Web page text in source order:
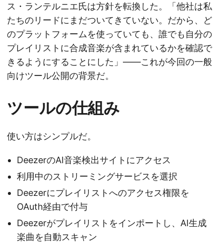
ス・ランテルニエ氏は方針を転換した。「他社は私
たちのリードにまだついてきていない。だから、ど
のプラットフォームを使っていても、誰でも自分の
プレイリストに合成音楽が含まれているかを確認で
きるようにすることにした」——これが今回の一般
向けツール公開の背景だ。
ツールの仕組み
使い方はシンプルだ。
DeezerのAI音楽検出サイトにアクセス
利用中のストリーミングサービスを選択
Deezerにプレイリストへのアクセス権限を
OAuth経由で付与
Deezerがプレイリストをインポートし、AI生成
楽曲を自動スキャン